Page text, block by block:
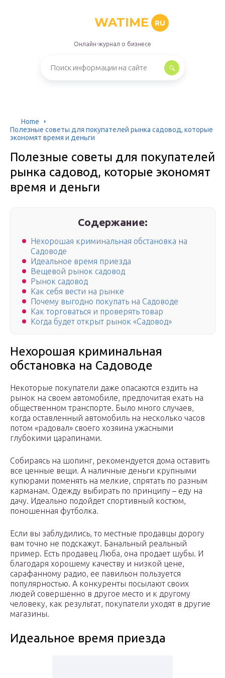
WATIME RU
Онлайн-журнал о бизнесе
Home
Полезные советы для покупателей рынка садовод, которые
экономят время и деньги
Полезные советы для покупателей
рынка садовод, которые экономят
время и деньги
Содержание:
Нехорошая криминальная обстановка на
Садоводе
Идеальное время приезда
Вещевой рынок садовод
Рынок садовод
Как себя вести на рынке
Почему выгодно покупать на Садоводе
Как торговаться и проверять товар
Когда будет открыт рынок «Садовод»
Нехорошая криминальная
обстановка на Садоводе
Некоторые покупатели даже опасаются ездить на
рынок на своем автомобиле, предпочитая ехать на
общественном транспорте. Было много случаев,
когда оставленный автомобиль на несколько часов
потом «радовал» своего хозяина ужасными
глубокими царапинами.
Собираясь на шопинг, рекомендуется дома оставить
все ценные вещи. А наличные деньги крупными
купюрами поменять на мелкие, спрятать по разным
карманам. Одежду выбирать по принципу – еду на
дачу. Идеально подойдет спортивный костюм,
поношенная футболка.
Если вы заблудились, то местные продавцы дорогу
вам точно не подскажут. Банальный реальный
пример. Есть продавец Люба, она продает шубы. И
благодаря хорошему качеству и низкой цене,
сарафанному радио, ее павильон пользуется
популярностью. А конкуренты посылают своих
людей совершенно в другое место и к другому
человеку, как результат, покупатели уходят в другие
магазины.
Идеальное время приезда